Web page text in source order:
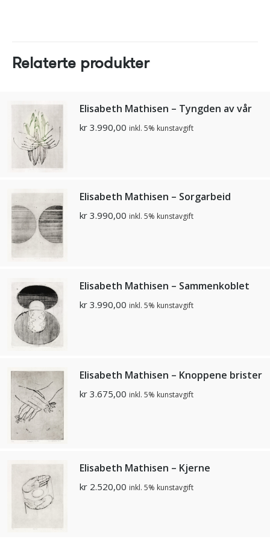
Relaterte produkter
Elisabeth Mathisen – Tyngden av vår
kr 3.990,00 inkl. 5% kunstavgift
Elisabeth Mathisen – Sorgarbeid
kr 3.990,00 inkl. 5% kunstavgift
Elisabeth Mathisen – Sammenkoblet
kr 3.990,00 inkl. 5% kunstavgift
Elisabeth Mathisen – Knoppene brister
kr 3.675,00 inkl. 5% kunstavgift
Elisabeth Mathisen – Kjerne
kr 2.520,00 inkl. 5% kunstavgift